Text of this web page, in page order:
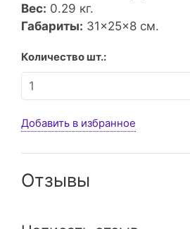
Вес: 0.29 кг.
Габариты: 31×25×8 см.
Количество шт.:
Добавить в избранное
Отзывы